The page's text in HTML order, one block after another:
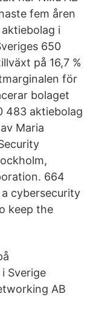
fem åren
i
650
på 16,7 %
för
bolaget
483 aktiebolag
Maria
664
a cybersecurity
keep the
Sverige
AB